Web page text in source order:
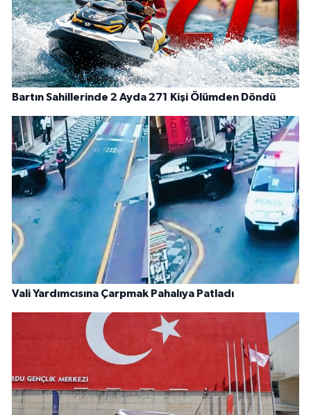
Bartın Sahillerinde 2 Ayda 271 Kişi Ölümden Döndü
Vali Yardımcısına Çarpmak Pahalıya Patladı